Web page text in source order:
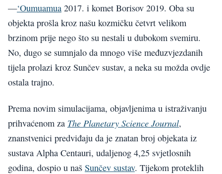
—‘Oumuamua 2017. i komet Borisov 2019. Oba su
objekta prošla kroz našu kozmičku četvrt velikom
brzinom prije nego što su nestali u dubokom svemiru.
No, dugo se sumnjalo da mnogo više međuzvjezdanih
tijela prolazi kroz Sunčev sustav, a neka su možda ovdje
ostala trajno.
Prema novim simulacijama, objavljenima u istraživanju
prihvaćenom za The Planetary Science Journal,
znanstvenici predviđaju da je znatan broj objekata iz
sustava Alpha Centauri, udaljenog 4,25 svjetlosnih
godina, dospio u naš Sunčev sustav. Tijekom proteklih